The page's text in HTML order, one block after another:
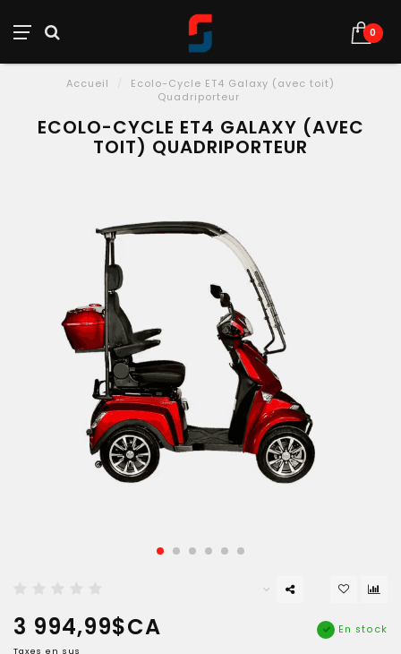
0
Accueil
Ecolo-Cycle ET4 Galaxy (avec toit)
Quadriporteur
ECOLO-CYCLE ET4 GALAXY (AVEC
TOIT) QUADRIPORTEUR
3 994,99$CA
Taxes en sus
En stock